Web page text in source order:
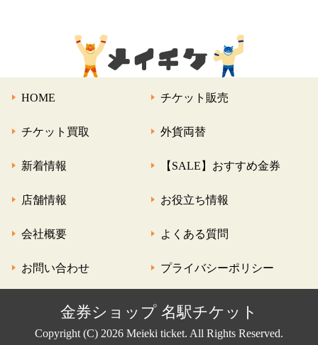
HOME チケット販売
チケット買取 外貨両替
新着情報 【SALE】おすすめ金券
店舗情報 お役立ち情報
会社概要 よくある質問
お問い合わせ プライバシーポリシー
金券ショップ 名駅チケット
Copyright (C) 2026 Meieki ticket. All Rights Reserved.